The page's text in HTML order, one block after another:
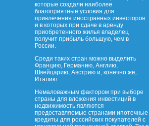
которые создали наиболее
благоприятные условия для
привлечения иностранных инвесторов
и в которых при сдаче в аренду
приобретенного жилья владелец
получит прибыль большую, чем в
России.
Среди таких стран можно выделить
Францию, Германию, Англию,
Швейцарию, Австрию и, конечно же,
Италию.
Немаловажным фактором при выборе
страны для вложения инвестиций в
недвижимость являются
предоставляемые странами ипотечные
кредиты для российских покупателей с